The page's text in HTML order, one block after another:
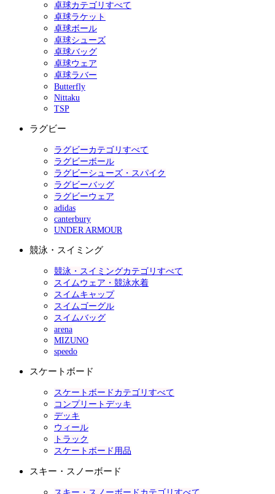
卓球カテゴリすべて
卓球ラケット
卓球ボール
卓球シューズ
卓球バッグ
卓球ウェア
卓球ラバー
Butterfly
Nittaku
TSP
ラグビー
ラグビーカテゴリすべて
ラグビーボール
ラグビーシューズ・スパイク
ラグビーバッグ
ラグビーウェア
adidas
canterbury
UNDER ARMOUR
競泳・スイミング
競泳・スイミングカテゴリすべて
スイムウェア・競泳水着
スイムキャップ
スイムゴーグル
スイムバッグ
arena
MIZUNO
speedo
スケートボード
スケートボードカテゴリすべて
コンプリートデッキ
デッキ
ウィール
トラック
スケートボード用品
スキー・スノーボード